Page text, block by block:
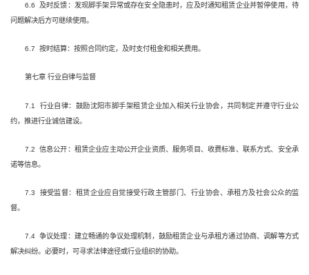
6.6 及时反馈：发现脚手架异常或存在安全隐患时，应及时通知租赁企业并暂停使用，待
问题解决后方可继续使用。
6.7 按时结算：按照合同约定，及时支付租金和相关费用。
第七章 行业自律与监督
7.1 行业自律：鼓励沈阳市脚手架租赁企业加入相关行业协会，共同制定并遵守行业公
约，推进行业诚信建设。
7.2 信息公开：租赁企业应主动公开企业资质、服务项目、收费标准、联系方式、安全承
诺等信息。
7.3 接受监督：租赁企业应自觉接受行政主管部门、行业协会、承租方及社会公众的监
督。
7.4 争议处理：建立畅通的争议处理机制，鼓励租赁企业与承租方通过协商、调解等方式
解决纠纷。必要时，可寻求法律途径或行业组织的协助。